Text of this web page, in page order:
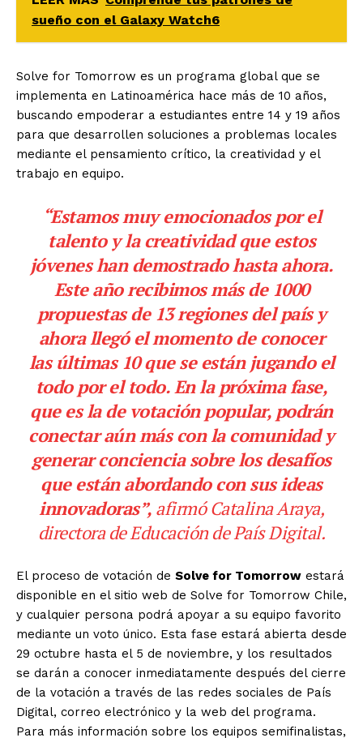
sueño con el Galaxy Watch6
Solve for Tomorrow es un programa global que se
implementa en Latinoamérica hace más de 10 años,
buscando empoderar a estudiantes entre 14 y 19 años
para que desarrollen soluciones a problemas locales
mediante el pensamiento crítico, la creatividad y el
trabajo en equipo.
“Estamos muy emocionados por el
talento y la creatividad que estos
jóvenes han demostrado hasta ahora.
Este año recibimos más de 1000
propuestas de 13 regiones del país y
ahora llegó el momento de conocer
las últimas 10 que se están jugando el
todo por el todo. En la próxima fase,
que es la de votación popular, podrán
conectar aún más con la comunidad y
generar conciencia sobre los desafíos
que están abordando con sus ideas
innovadoras”, afirmó Catalina Araya,
directora de Educación de País Digital.
El proceso de votación de Solve for Tomorrow estará
disponible en el sitio web de Solve for Tomorrow Chile,
y cualquier persona podrá apoyar a su equipo favorito
mediante un voto único. Esta fase estará abierta desde
29 octubre hasta el 5 de noviembre, y los resultados
se darán a conocer inmediatamente después del cierre
de la votación a través de las redes sociales de País
Digital, correo electrónico y la web del programa.
Para más información sobre los equipos semifinalistas,